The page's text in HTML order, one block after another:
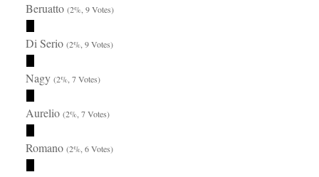
Beruatto(2%, 9 Votes)
Di Serio(2%, 9 Votes)
Nagy(2%, 7 Votes)
Aurelio(2%, 7 Votes)
Romano(2%, 6 Votes)